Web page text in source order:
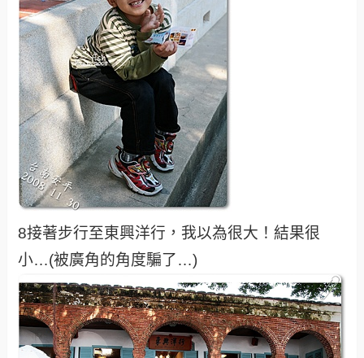
8接著步行至東興洋行，我以為很大！結果很
小…(被廣角的角度騙了…)